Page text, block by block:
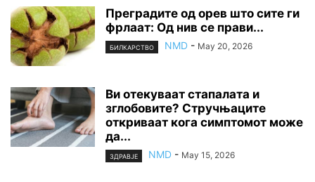
Преградите од орев што сите ги
фрлаат: Од нив се прави...
БИЛКАРСТВО NMD - May 20, 2026
Ви отекуваат стапалата и
зглобовите? Стручњаците
откриваат кога симптомот може
да...
ЗДРАВЈЕ NMD - May 15, 2026